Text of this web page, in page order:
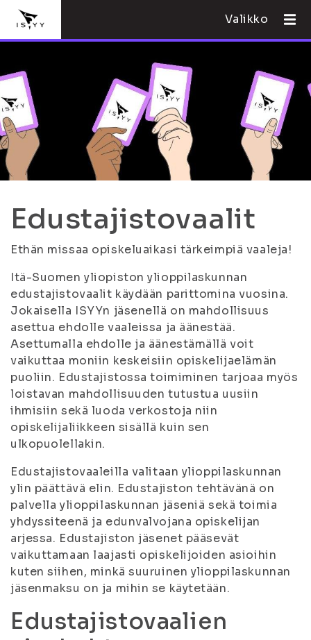
Valikko
Edustajistovaalit
Ethän missaa opiskeluaikasi tärkeimpiä vaaleja!
Itä-Suomen yliopiston ylioppilaskunnan
edustajistovaalit käydään parittomina vuosina.
Jokaisella ISYYn jäsenellä on mahdollisuus
asettua ehdolle vaaleissa ja äänestää.
Asettumalla ehdolle ja äänestämällä voit
vaikuttaa moniin keskeisiin opiskelijaelämän
puoliin. Edustajistossa toimiminen tarjoaa myös
loistavan mahdollisuuden tutustua uusiin
ihmisiin sekä luoda verkostoja niin
opiskelijaliikkeen sisällä kuin sen
ulkopuolellakin.
Edustajistovaaleilla valitaan ylioppilaskunnan
ylin päättävä elin. Edustajiston tehtävänä on
palvella ylioppilaskunnan jäseniä sekä toimia
yhdyssiteenä ja edunvalvojana opiskelijan
arjessa. Edustajiston jäsenet pääsevät
vaikuttamaan laajasti opiskelijoiden asioihin
kuten siihen, minkä suuruinen ylioppilaskunnan
jäsenmaksu on ja mihin se käytetään.
Edustajistovaalien